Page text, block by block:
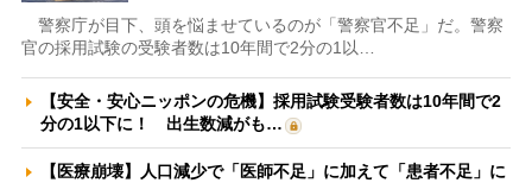
警察庁が目下、頭を悩ませているのが「警察官不足」だ。警察
官の採用試験の受験者数は10年間で2分の1以…
【安全・安心ニッポンの危機】採用試験受験者数は10年間で2
分の1以下に！ 出生数減がも…
【医療崩壊】人口減少で「医師不足」に加えて「患者不足」に